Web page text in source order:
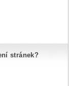
stránek?